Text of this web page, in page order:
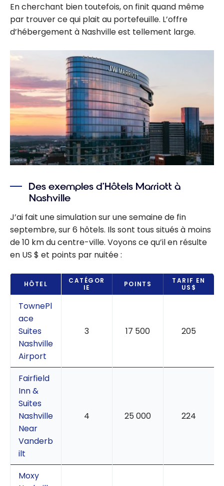
En cherchant bien toutefois, on finit quand même
par trouver ce qui plait au portefeuille. L’offre
d’hébergement à Nashville est tellement large.
Des exemples d’Hôtels Marriott à
Nashville
J’ai fait une simulation sur une semaine de fin
septembre, sur 6 hôtels. Ils sont tous situés à moins
de 10 km du centre-ville. Voyons ce qu’il en résulte
en US $ et points par nuitée :
HÔTEL
CATÉGOR
IE
POINTS
TARIF EN
US$
TownePl
ace
Suites
Nashville
Airport
3 17 500 205
Fairfield
Inn &
Suites
Nashville
Near
Vanderb
ilt
4 25 000 224
Moxy